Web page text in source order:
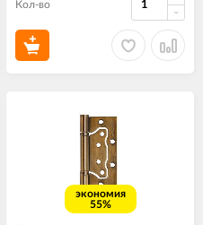
Кол-во
экономия
55%